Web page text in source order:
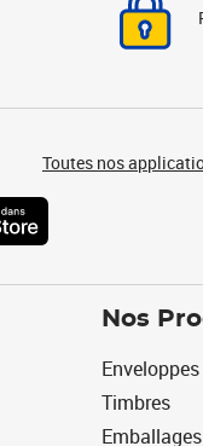
Toutes nos
Nos
Enveloppes
Timbres
Emballages